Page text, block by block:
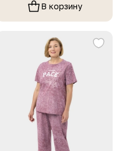
В корзину